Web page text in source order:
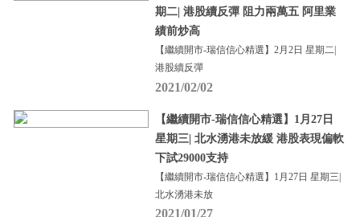
期二| 港股續反彈 阻力兩萬五 阿里業
績前炒高
【繼續開市-瑞信信心精選】2月2日 星期二|
港股續反彈
2021/02/02
【繼續開市-瑞信信心精選】1月27日
星期三| 北水湧港未放緩 港股表現偏軟
下試29000支持
【繼續開市-瑞信信心精選】1月27日 星期三|
北水湧港未放
2021/01/27